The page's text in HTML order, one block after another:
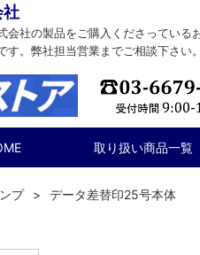
社
会社の製品をご購入くださっている
す。弊社担当営業までご相談下さい
取り扱い商品一覧
プ データ差替印25号本体